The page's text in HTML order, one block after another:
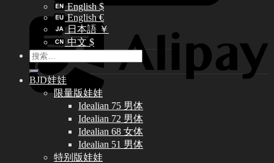
English $
English €
日本語 ￥
中文 $
搜
索：
BJD娃娃
限量版娃娃
Idealian 75 男体
Idealian 72 男体
Idealian 68 女体
Idealian 51 男体
特别版娃娃